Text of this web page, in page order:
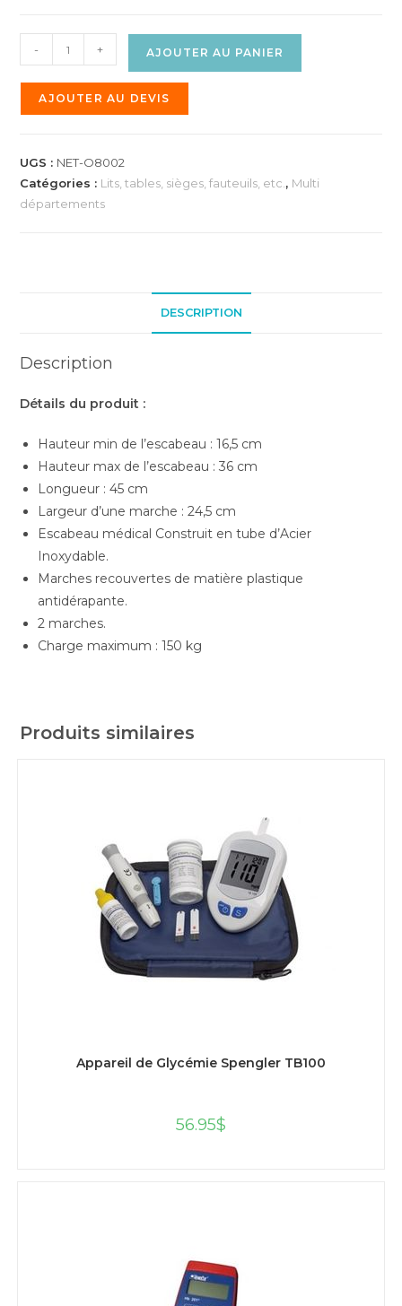
- + AJOUTER AU PANIER
AJOUTER AU DEVIS
UGS : NET-O8002
Catégories : Lits, tables, sièges, fauteuils, etc. , Multi
départements
DESCRIPTION
Description
Détails du produit :
Hauteur min de l’escabeau : 16,5 cm
Hauteur max de l’escabeau : 36 cm
Longueur : 45 cm
Largeur d’une marche : 24,5 cm
Escabeau médical Construit en tube d’Acier
Inoxydable.
Marches recouvertes de matière plastique
antidérapante.
2 marches.
Charge maximum : 150 kg
Produits similaires
Appareil de Glycémie Spengler TB100
56.95$